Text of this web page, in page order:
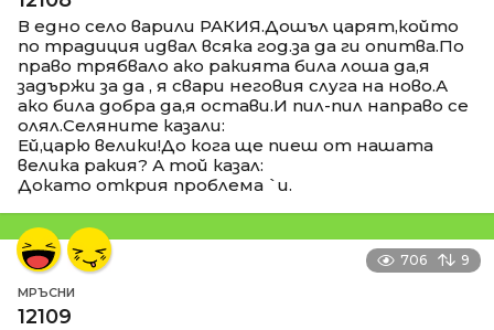
В едно село варили РАКИЯ.Дошъл царят,който
по традиция идвал всяка год.за да ги опитва.По
право трябвало ако ракията била лоша да,я
задържи за да , я свари неговия слуга на ново.А
ако била добра да,я остави.И пил-пил направо се
олял.Селяните казали:
Ей,царю велики!До кога ще пиеш от нашата
велика ракия? А той казал:
Докато открия проблема `и.
706 9
МРЪСНИ
12109